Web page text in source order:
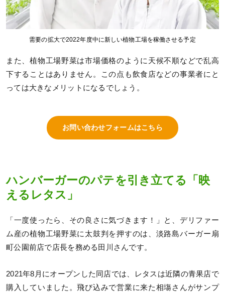
需要の拡大で2022年度中に新しい植物工場を稼働させる予定
また、植物工場野菜は市場価格のように天候不順などで乱高
下することはありません。この点も飲食店などの事業者にと
っては大きなメリットになるでしょう。
お問い合わせフォームはこちら
ハンバーガーのパテを引き立てる「映
えるレタス」
「一度使ったら、その良さに気づきます！」と、デリファー
ム産の植物工場野菜に太鼓判を押すのは、淡路島バーガー扇
町公園前店で店長を務める田川さんです。
2021年8月にオープンした同店では、レタスは近隣の青果店で
購入していました。飛び込みで営業に来た相塲さんがサンプ